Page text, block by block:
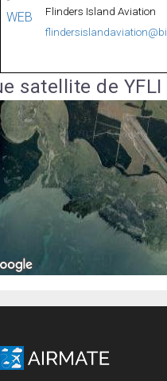
WEB
Flinders Island Aviation
satellite de YFLI